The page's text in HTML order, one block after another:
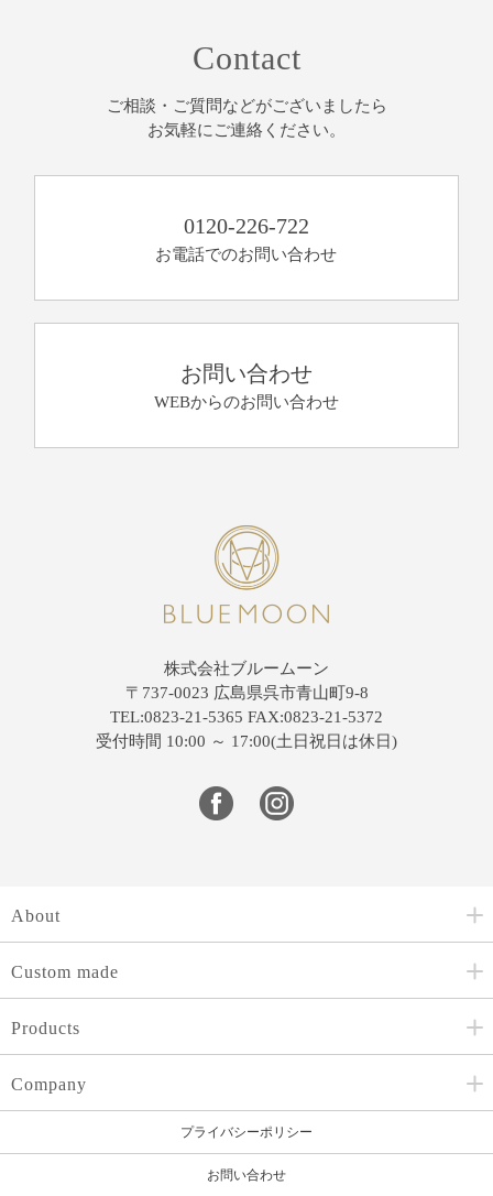
Contact
ご相談・ご質問などがございましたら
お気軽にご連絡ください。
0120-226-722
お電話でのお問い合わせ
お問い合わせ
WEBからのお問い合わせ
株式会社ブルームーン
〒737-0023 広島県呉市青山町9-8
TEL:0823-21-5365 FAX:0823-21-5372
受付時間 10:00 ～ 17:00(土日祝日は休日)
About
Custom made
Products
Company
プライバシーポリシー
お問い合わせ